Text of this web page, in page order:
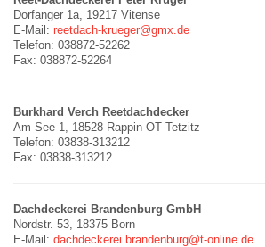
Dorfanger 1a, 19217 Vitense
E-Mail: reetdach-krueger@gmx.de
Telefon: 038872-52262
Fax: 038872-52264
Burkhard Verch Reetdachdecker
Am See 1, 18528 Rappin OT Tetzitz
Telefon: 03838-313212
Fax: 03838-313212
Dachdeckerei Brandenburg GmbH
Nordstr. 53, 18375 Born
E-Mail: dachdeckerei.brandenburg@t-online.de